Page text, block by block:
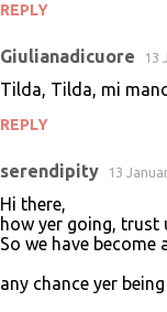
REPLY
Giulianadicuore 13
Tilda, Tilda, mi
REPLY
serendipity 13
Hi there,
how yer going, trust
So we have become
any chance yer